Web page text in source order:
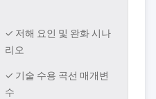
✓ 저해 요인 및 완화 시나
리오
✓ 기술 수용 곡선 매개변
수